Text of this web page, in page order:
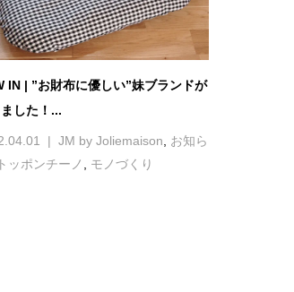
IN | ”お財布に優しい”妹ブランドが
した！...
JM by Joliemaison, お知ら
トッポンチーノ , モノづくり